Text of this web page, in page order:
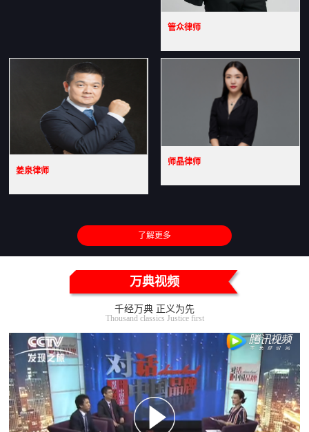
管众律师
姜泉律师
师晶律师
了解更多
万典视频
千经万典 正义为先
Thousand classics Justice first